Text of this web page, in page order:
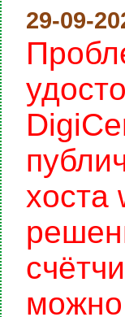
29-09-
хоста
можно